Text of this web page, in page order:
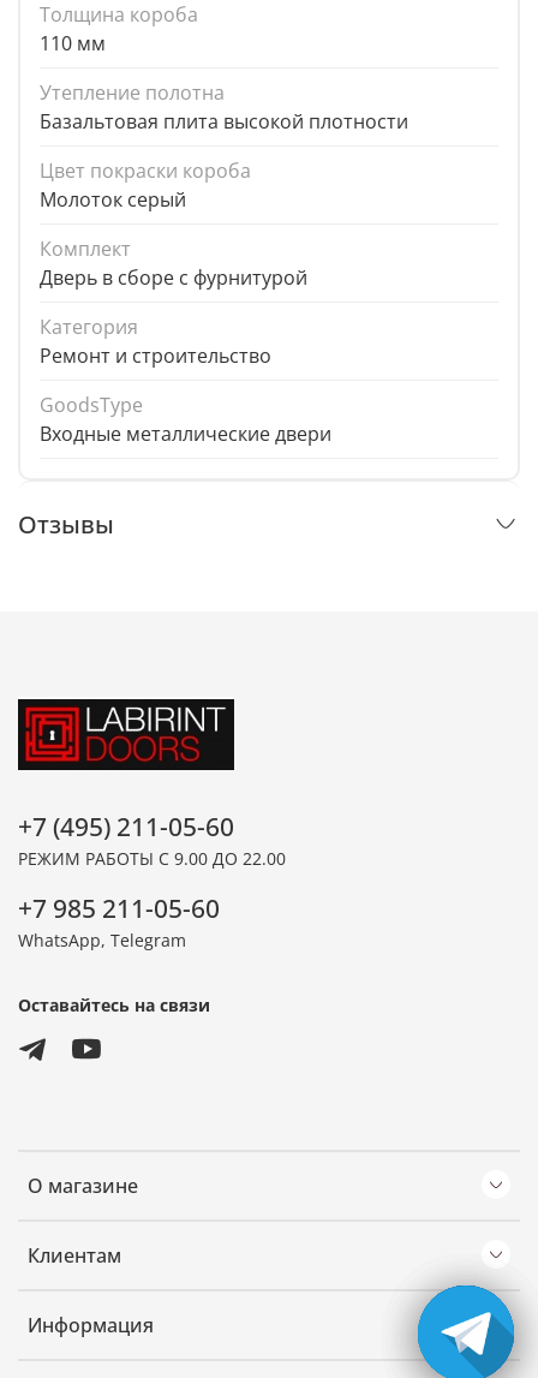
Толщина короба
110 мм
Утепление полотна
Базальтовая плита высокой плотности
Цвет покраски короба
Молоток серый
Комплект
Дверь в сборе с фурнитурой
Категория
Ремонт и строительство
GoodsType
Входные металлические двери
Отзывы
О магазине
Клиентам
Информация
+7 (495) 211-05-60
РЕЖИМ РАБОТЫ С 9.00 ДО 22.00
+7 985 211-05-60
WhatsApp, Telegram
Оставайтесь на связи